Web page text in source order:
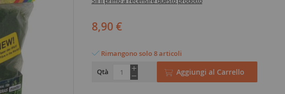
8,90 €
Rimangono solo 8 articoli
Qtà
Aggiungi al Carrello